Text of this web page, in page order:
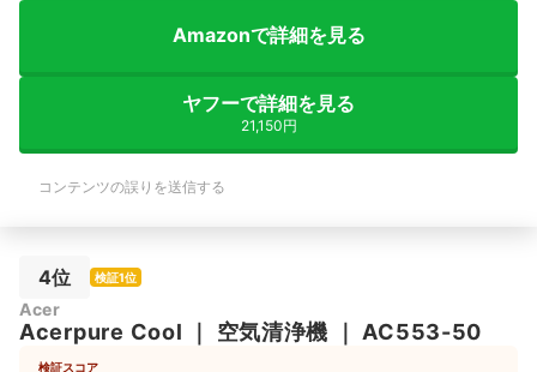
Amazonで詳細を見る
ヤフーで詳細を見る
21,150円
コンテンツの誤りを送信する
4位 検証1位
Acer
Acerpure Cool ｜ 空気清浄機 ｜ AC553-50
検証スコア